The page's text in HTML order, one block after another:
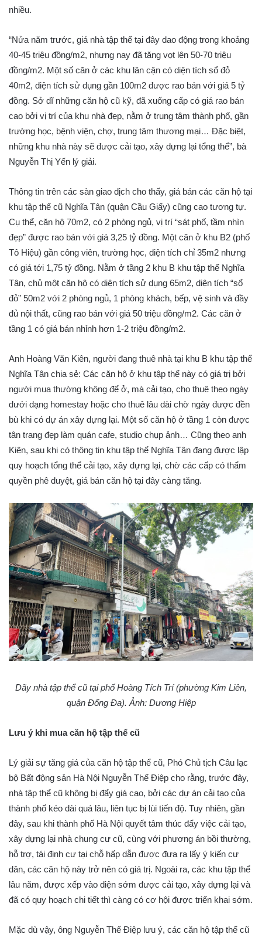
nhiều.
“Nửa năm trước, giá nhà tập thể tại đây dao động trong khoảng
40-45 triệu đồng/m2, nhưng nay đã tăng vọt lên 50-70 triệu
đồng/m2. Một số căn ở các khu lân cận có diện tích sổ đỏ
40m2, diện tích sử dụng gần 100m2 được rao bán với giá 5 tỷ
đồng. Sở dĩ những căn hộ cũ kỹ, đã xuống cấp có giá rao bán
cao bởi vị trí của khu nhà đẹp, nằm ở trung tâm thành phố, gần
trường học, bệnh viện, chợ, trung tâm thương mại… Đặc biệt,
những khu nhà này sẽ được cải tạo, xây dựng lại tổng thể”, bà
Nguyễn Thị Yến lý giải.
Thông tin trên các sàn giao dịch cho thấy, giá bán các căn hộ tại
khu tập thể cũ Nghĩa Tân (quận Cầu Giấy) cũng cao tương tự.
Cụ thể, căn hộ 70m2, có 2 phòng ngủ, vị trí “sát phố, tầm nhìn
đẹp” được rao bán với giá 3,25 tỷ đồng. Một căn ở khu B2 (phố
Tô Hiệu) gần công viên, trường học, diện tích chỉ 35m2 nhưng
có giá tới 1,75 tỷ đồng. Nằm ở tầng 2 khu B khu tập thể Nghĩa
Tân, chủ một căn hộ có diện tích sử dụng 65m2, diện tích “sổ
đỏ” 50m2 với 2 phòng ngủ, 1 phòng khách, bếp, vệ sinh và đầy
đủ nội thất, cũng rao bán với giá 50 triệu đồng/m2. Các căn ở
tầng 1 có giá bán nhỉnh hơn 1-2 triệu đồng/m2.
Anh Hoàng Văn Kiên, người đang thuê nhà tại khu B khu tập thể
Nghĩa Tân chia sẻ: Các căn hộ ở khu tập thể này có giá trị bởi
người mua thường không để ở, mà cải tạo, cho thuê theo ngày
dưới dạng homestay hoặc cho thuê lâu dài chờ ngày được đền
bù khi có dự án xây dựng lại. Một số căn hộ ở tầng 1 còn được
tân trang đẹp làm quán cafe, studio chụp ảnh… Cũng theo anh
Kiên, sau khi có thông tin khu tập thể Nghĩa Tân đang được lập
quy hoạch tổng thể cải tạo, xây dựng lại, chờ các cấp có thẩm
quyền phê duyệt, giá bán căn hộ tại đây càng tăng.
Dãy nhà tập thể cũ tại phố Hoàng Tích Trí (phường Kim Liên,
quận Đống Đa).Ảnh: Dương Hiệp
Lưu ý khi mua căn hộ tập thể cũ
Lý giải sự tăng giá của căn hộ tập thể cũ, Phó Chủ tịch Câu lạc
bộ Bất động sản Hà Nội Nguyễn Thế Điệp cho rằng, trước đây,
nhà tập thể cũ không bị đẩy giá cao, bởi các dự án cải tạo của
thành phố kéo dài quá lâu, liên tục bị lùi tiến độ. Tuy nhiên, gần
đây, sau khi thành phố Hà Nội quyết tâm thúc đẩy việc cải tạo,
xây dựng lại nhà chung cư cũ, cùng với phương án bồi thường,
hỗ trợ, tái định cư tại chỗ hấp dẫn được đưa ra lấy ý kiến cư
dân, các căn hộ này trở nên có giá trị. Ngoài ra, các khu tập thể
lâu năm, được xếp vào diện sớm được cải tạo, xây dựng lại và
đã có quy hoạch chi tiết thì càng có cơ hội được triển khai sớm.
Mặc dù vậy, ông Nguyễn Thế Điệp lưu ý, các căn hộ tập thể cũ